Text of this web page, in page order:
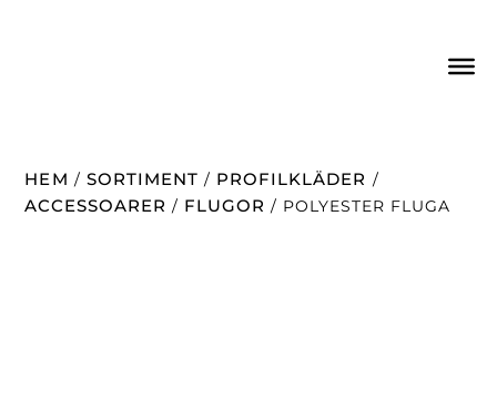
HEM / SORTIMENT / PROFILKLÄDER /
ACCESSOARER / FLUGOR / POLYESTER FLUGA